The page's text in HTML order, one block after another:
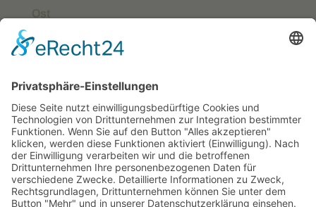
Ost
Süd
West